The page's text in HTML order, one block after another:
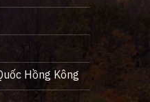
Hồng Kông